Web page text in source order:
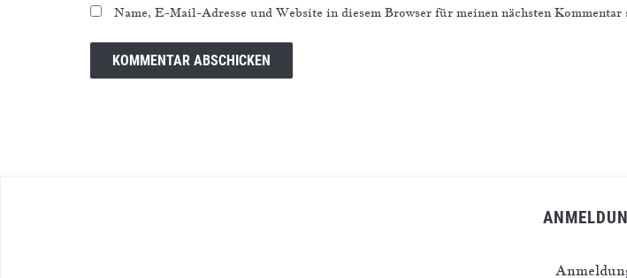
Name, E-Mail-Adresse und Website in diesem Browser für meinen nächsten Kommentar